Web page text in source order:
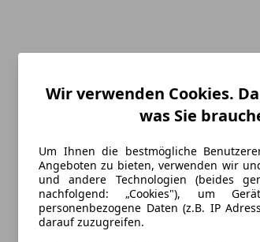
Wir verwenden Cookies.
was Sie
Um Ihnen die bestmögliche
Angeboten zu bieten, verwenden wir
und andere Technologien (beides
nachfolgend: „Cookies"), um
personenbezogene Daten (z.B. IP
darauf zuzugreifen.